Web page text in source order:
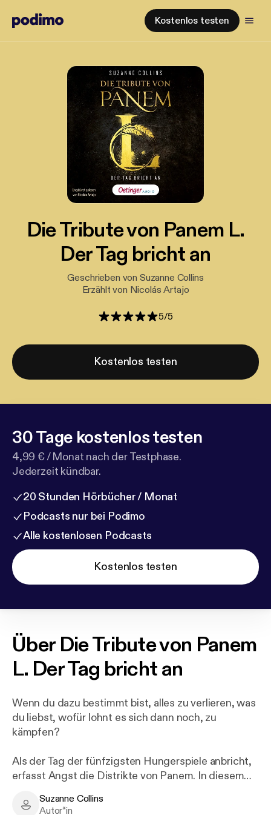
Kostenlos testen
Die Tribute von Panem L.
Der Tag bricht an
Geschrieben von Suzanne Collins
Erzählt von Nicolás Artajo
5/5
Kostenlos testen
30 Tage kostenlos testen
4,99 € / Monat nach der Testphase.
Jederzeit kündbar.
20 Stunden Hörbücher / Monat
Podcasts nur bei Podimo
Alle kostenlosen Podcasts
Kostenlos testen
Über Die Tribute von Panem
L. Der Tag bricht an
Wenn du dazu bestimmt bist, alles zu verlieren, was
du liebst, wofür lohnt es sich dann noch, zu
kämpfen?
Als der Tag der fünfzigsten Hungerspiele anbricht,
erfasst Angst die Distrikte von Panem. In diesem
so viele Tribute aus ihrem Zuhause gerissen.
Suzanne Collins - Author
Suzanne Collins
Autor*in